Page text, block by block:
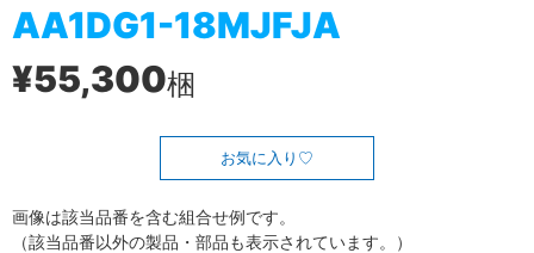
AA1DG1-18MJFJA
¥55,300梱
お気に入り
画像は該当品番を含む組合せ例です。
（該当品番以外の製品・部品も表示されています。）